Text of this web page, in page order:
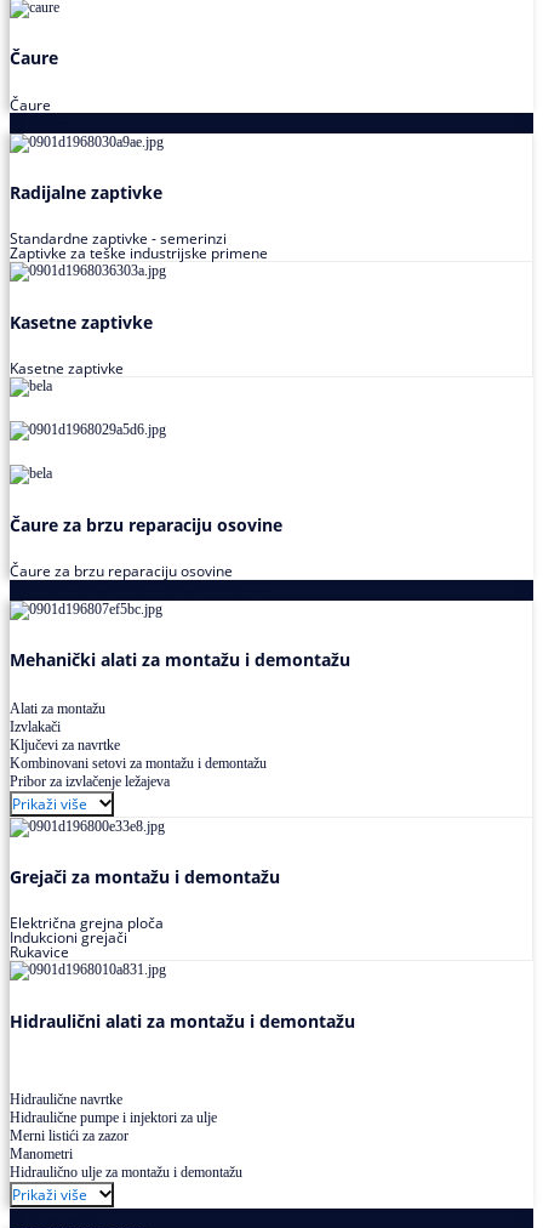
Čaure
Čaure
Radijalne zaptivke
Standardne zaptivke - semerinzi
Zaptivke za teške industrijske primene
Kasetne zaptivke
Kasetne zaptivke
Čaure za brzu reparaciju osovine
Čaure za brzu reparaciju osovine
Mehanički alati za montažu i demontažu
Alati za montažu
Izvlakači
Ključevi za navrtke
Kombinovani setovi za montažu i demontažu
Pribor za izvlačenje ležajeva
Prikaži više
Grejači za montažu i demontažu
Električna grejna ploča
Indukcioni grejači
Rukavice
Hidraulični alati za montažu i demontažu
Hidraulične navrtke
Hidraulične pumpe i injektori za ulje
Merni listići za zazor
Manometri
Hidraulično ulje za montažu i demontažu
Prikaži više